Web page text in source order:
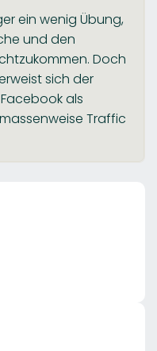
ein wenig Übung,
und den
Doch
sich der
als
Traffic